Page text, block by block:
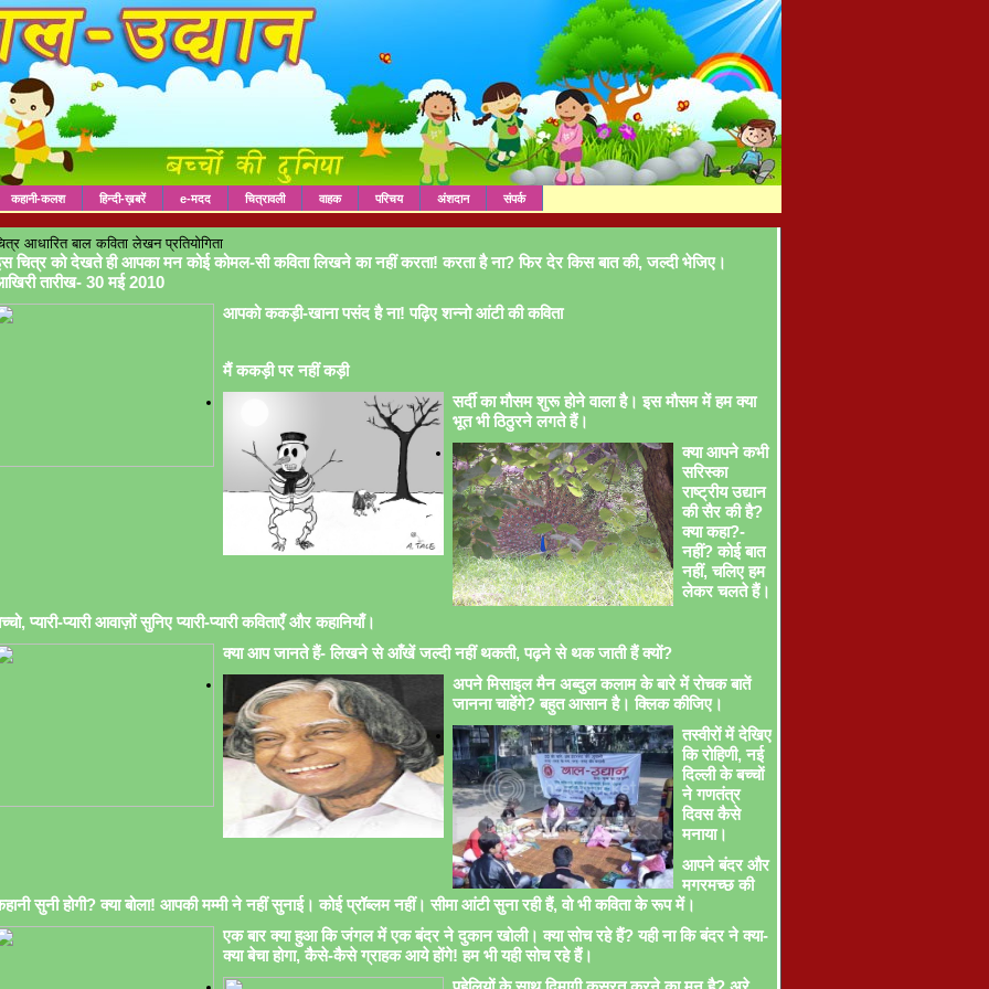
कहानी-कलश हिन्दी-ख़बरें e-मदद चित्रावली वाहक परिचय अंशदान संपर्क
आधारित बाल कविता लेखन प्रतियोगिता
चित्र को देखते ही आपका मन कोई कोमल-सी कविता लिखने का नहीं करता! करता है ना? फिर देर किस बात की, जल्दी भेजिए।
तारीख- 30 मई 2010
आपको ककड़ी-खाना पसंद है ना! पढ़िए शन्नो आंटी की कविता
मैं ककड़ी पर नहीं कड़ी
सर्दी का मौसम शुरू होने वाला है। इस मौसम में हम क्या
भूत भी ठिठुरने लगते हैं।
क्या आपने कभी
सरिस्का
राष्ट्रीय उद्यान
की सैर की है?
क्या कहा?-
नहीं? कोई बात
नहीं, चलिए हम
लेकर चलते हैं।
प्यारी-प्यारी आवाज़ों सुनिए प्यारी-प्यारी कविताएँ और कहानियाँ।
क्या आप जानते हैं- लिखने से आँखें जल्दी नहीं थकती, पढ़ने से थक जाती हैं क्यों?
अपने मिसाइल मैन अब्दुल कलाम के बारे में रोचक बातें
जानना चाहेंगे? बहुत आसान है। क्लिक कीजिए।
तस्वीरों में देखिए
कि रोहिणी, नई
दिल्ली के बच्चों
ने गणतंत्र
दिवस कैसे
मनाया।
आपने बंदर और
मगरमच्छ की
सुनी होगी? क्या बोला! आपकी मम्मी ने नहीं सुनाई। कोई प्रॉब्लम नहीं। सीमा आंटी सुना रही हैं, वो भी कविता के रूप में।
एक बार क्या हुआ कि जंगल में एक बंदर ने दुकान खोली। क्या सोच रहे हैं? यही ना कि बंदर ने क्या-
क्या बेचा होगा, कैसे-कैसे ग्राहक आये होंगे! हम भी यही सोच रहे हैं।